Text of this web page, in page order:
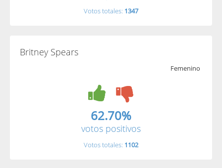
Votos totales: 1347
Britney Spears
Femenino
62.70%
votos positivos
Votos totales: 1102